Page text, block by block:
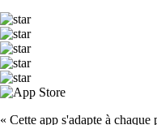
« Cette app s'adapte à